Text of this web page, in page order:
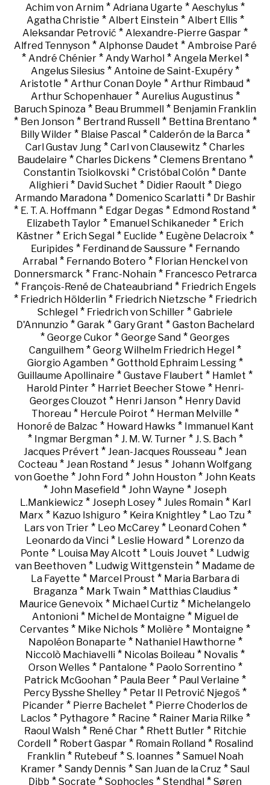
Achim von Arnim * Adriana Ugarte * Aeschylus *
Agatha Christie * Albert Einstein* Albert Ellis*
Aleksandar Petrović * Alexandre-Pierre Gaspar *
Alfred Tennyson* Alphonse Daudet * Ambroise Paré
* André Chénier* Andy Warhol * Angela Merkel *
Angelus Silesius * Antoine de Saint-Exupéry *
Aristotle * Arthur Conan Doyle * Arthur Rimbaud *
Arthur Schopenhauer* Aurelius Augustinus*
Baruch Spinoza * Beau Brummell * Benjamin Franklin
* Ben Jonson* Bertrand Russell * Bettina Brentano *
Billy Wilder* Blaise Pascal* Calderón de la Barca*
Carl Gustav Jung * Carl von Clausewitz * Charles
Baudelaire * Charles Dickens* Clemens Brentano *
Constantin Tsiolkovski * Cristóbal Colón * Dante
Alighieri* David Suchet * Didier Raoult * Diego
Armando Maradona* Domenico Scarlatti* Dr Bashir
* E. T. A. Hoffmann * Edgar Degas * Edmond Rostand *
Elizabeth Taylor * Emanuel Schikaneder * Erich
Kästner * Erich Segal * Euclide * Eugène Delacroix *
Euripides* Ferdinand de Saussure * Fernando
Arrabal * Fernando Botero * Florian Henckel von
Donnersmarck * Franc-Nohain* Francesco Petrarca
* François-René de Chateaubriand* Friedrich Engels
* Friedrich Hölderlin* Friedrich Nietzsche * Friedrich
Schlegel * Friedrich von Schiller * Gabriele
D'Annunzio * Garak * Gary Grant * Gaston Bachelard
* George Cukor * George Sand * Georges
Canguilhem * Georg Wilhelm Friedrich Hegel *
Giorgio Agamben * Gotthold Ephraim Lessing *
Guillaume Apollinaire * Gustave Flaubert * Hamlet *
Harold Pinter* Harriet Beecher Stowe * Henri-
Georges Clouzot * Henri Janson * Henry David
Thoreau * Hercule Poirot * Herman Melville *
Honoré de Balzac * Howard Hawks* Immanuel Kant
* Ingmar Bergman* J. M. W. Turner* J. S. Bach*
Jacques Prévert * Jean-Jacques Rousseau * Jean
Cocteau * Jean Rostand * Jesus * Johann Wolfgang
von Goethe * John Ford * John Houston * John Keats
* John Masefield * John Wayne * Joseph
L.Mankiewicz* Joseph Losey* Jules Romain* Karl
Marx * Kazuo Ishiguro * Keira Knightley* Lao Tzu*
Lars von Trier* Leo McCarey* Leonard Cohen*
Leonardo da Vinci * Leslie Howard * Lorenzo da
Ponte * Louisa May Alcott * Louis Jouvet * Ludwig
van Beethoven * Ludwig Wittgenstein * Madame de
La Fayette * Marcel Proust * Maria Barbara di
Braganza* Mark Twain* Matthias Claudius*
Maurice Genevoix * Michael Curtiz * Michelangelo
Antonioni* Michel de Montaigne * Miguel de
Cervantes * Mike Nichols * Molière * Montaigne *
Napoléon Bonaparte * Nathaniel Hawthorne *
Niccolò Machiavelli * Nicolas Boileau * Novalis *
Orson Welles* Pantalone * Paolo Sorrentino *
Patrick McGoohan * Paula Beer * Paul Verlaine *
Percy Bysshe Shelley * Petar II Petrović Njegoš *
Picander * Pierre Bachelet * Pierre Choderlos de
Laclos* Pythagore * Racine * Rainer Maria Rilke *
Raoul Walsh* René Char* Rhett Butler* Ritchie
Cordell * Robert Gaspar* Romain Rolland* Rosalind
Franklin* Rutebeuf* S. Ioannes* Samuel Noah
Kramer * Sandy Dennis * San Juan de la Cruz * Saul
Dibb * Socrate * Sophocles * Stendhal * Søren